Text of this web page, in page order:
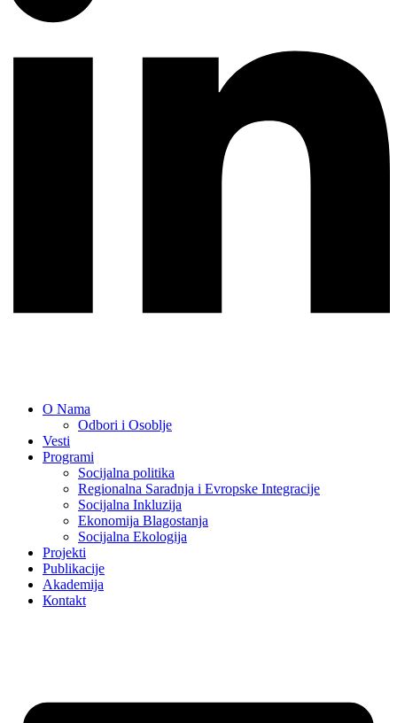
O Nama
Odbori i Osoblje
Vesti
Programi
Socijalna politika
Regionalna Saradnja i Evropske Integracije
Socijalna Inkluzija
Ekonomija Blagostanja
Socijalna Ekologija
Projekti
Publikacije
Akademija
Коntakt